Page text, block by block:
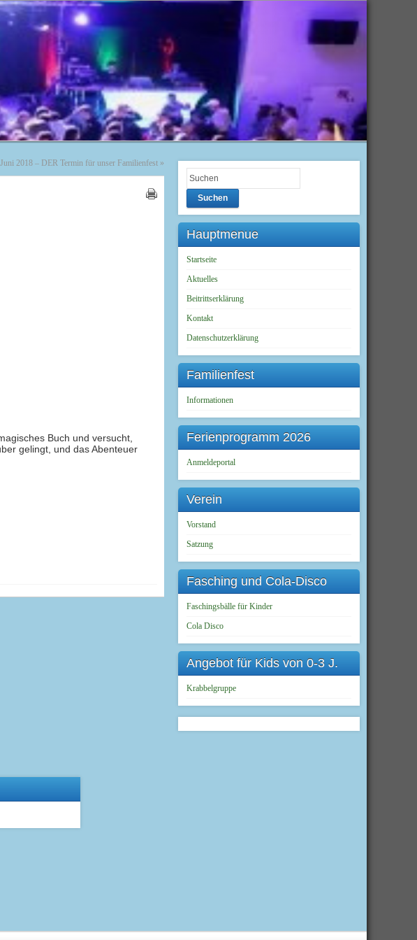
2018 – DER Termin für unser Familienfest »
Buch und versucht,
gelingt, und das Abenteuer
Suchen
Hauptmenue
Startseite
Aktuelles
Beitrittserklärung
Kontakt
Datenschutzerklärung
Familienfest
Informationen
Ferienprogramm 2026
Anmeldeportal
Verein
Vorstand
Satzung
Fasching und Cola-Disco
Faschingsbälle für Kinder
Cola Disco
Angebot für Kids von 0-3 J.
Krabbelgruppe